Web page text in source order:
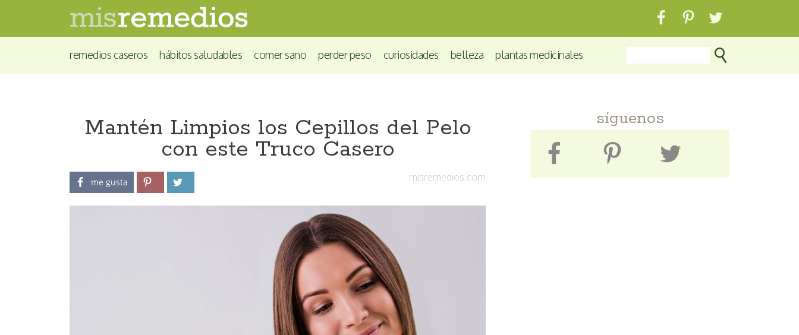
remedios caseros hábitos saludables comer sano perder peso curiosidades belleza plantas medicinales
Mantén Limpios los Cepillos del Pelo
con este Truco Casero
misremedios.com
me gusta
síguenos